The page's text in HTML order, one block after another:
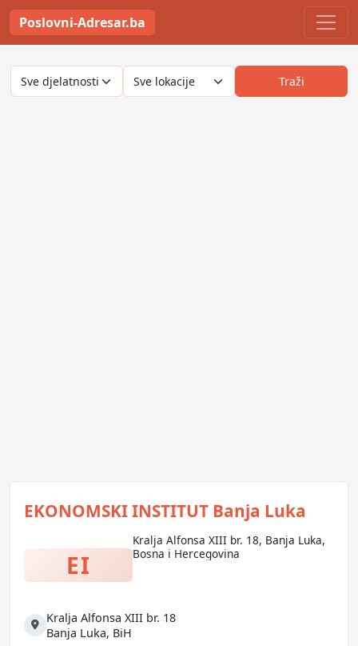
Poslovni-Adresar.ba
Traži
EKONOMSKI INSTITUT Banja Luka
EI
Kralja Alfonsa XIII br. 18, Banja Luka,
Bosna i Hercegovina
Adresa
Kralja Alfonsa XIII br. 18
Banja Luka, BiH